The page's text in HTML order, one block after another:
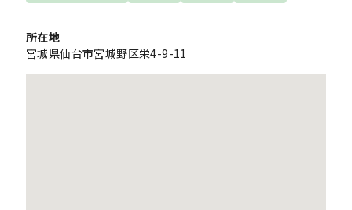
所在地
宮城県仙台市宮城野区栄4-9-11